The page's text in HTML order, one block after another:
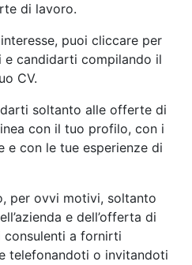
di lavoro.
puoi cliccare per
candidarti compilando il
CV.
soltanto alle offerte di
con il tuo profilo, con i
e con le tue esperienze di
per ovvi motivi, soltanto
e dell’offerta di
consulenti a fornirti
telefonandoti o invitandoti